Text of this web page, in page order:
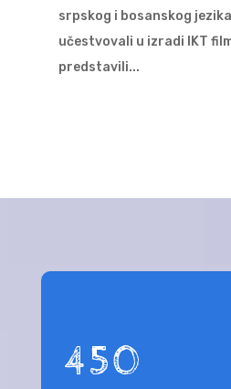
srpskog i bosanskog
učestvovali u izradi IKT
predstavili...
450